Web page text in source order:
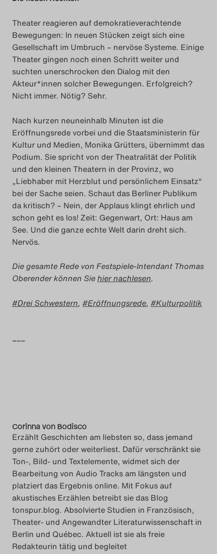
Theater reagieren auf demokratieverachtende
Bewegungen: In neuen Stücken zeigt sich eine
Gesellschaft im Umbruch – nervöse Systeme. Einige
Theater gingen noch einen Schritt weiter und
suchten unerschrocken den Dialog mit den
Akteur*innen solcher Bewegungen. Erfolgreich?
Nicht immer. Nötig? Sehr.
Nach kurzen neuneinhalb Minuten ist die
Eröffnungsrede vorbei und die Staatsministerin für
Kultur und Medien, Monika Grütters, übernimmt das
Podium. Sie spricht von der Theatralität der Politik
und den kleinen Theatern in der Provinz, wo
„Liebhaber mit Herzblut und persönlichem Einsatz“
bei der Sache seien. Schaut das Berliner Publikum
da kritisch? – Nein, der Applaus klingt ehrlich und
schon geht es los! Zeit: Gegenwart, Ort: Haus am
See. Und die ganze echte Welt darin dreht sich.
Nervös.
Die gesamte Rede von Festspiele-Intendant Thomas
Oberender können Siehier nachlesen.
Drei Schwestern, Eröffnungsrede, Kulturpolitik
–––
Corinna von Bodisco
Erzählt Geschichten am liebsten so, dass jemand
gerne zuhört oder weiterliest. Dafür verschränkt sie
Ton-, Bild- und Textelemente, widmet sich der
Bearbeitung von Audio Tracks am längsten und
platziert das Ergebnis online. Mit Fokus auf
akustisches Erzählen betreibt sie das Blog
tonspur.blog. Absolvierte Studien in Französisch,
Theater- und Angewandter Literaturwissenschaft in
Berlin und Québec. Aktuell ist sie als freie
Redakteurin tätig und begleitet